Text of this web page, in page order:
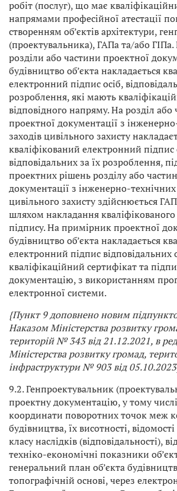
робіт (послуг), що має
напрямами професійної атестації
створенням об’єктів архітектури,
(проектувальника), ГАПа та/або
розділи або частини проектної
будівництво об’єкта накладається
електронний підпис осіб,
розроблення, які мають
відповідного напряму. На розділ або
проектної документації з
заходів цивільного захисту
кваліфікований електронний підпис
відповідальних за їх розроблення,
проектних рішень розділу або
документації з інженерно-технічних
цивільного захисту здійснюється
шляхом накладання
підпису. На примірник проектної
будівництво об’єкта накладається
електронний підпис відповідальних
кваліфікаційний сертифікат та
документацію, з використанням
електронної системи.
{Пункт 9 доповнено новим
НаказомМіністерства розвитку
територій№ 343 від 21.12.2021, в
Міністерства розвитку громад,
інфраструктури№ 903 від
9.2. Генпроектувальник
проектну документацію, у тому
координати поворотних точок меж
будівництва, їх висотності,
класу наслідків (відповідальності),
техніко-економічні показники
генеральний план об’єкта
топографічній основі, через